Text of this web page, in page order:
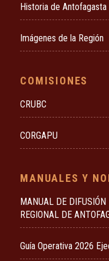
Historia de Antofagasta
Imágenes de la Región
COMISIONES
CRUBC
CORGAPU
MANUALES Y
MANUAL DE DIFUSIÓN
REGIONAL DE
Guía Operativa 2026